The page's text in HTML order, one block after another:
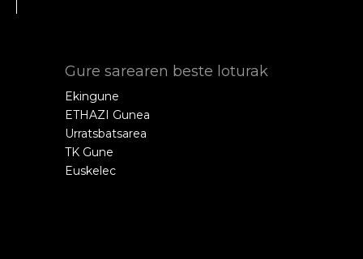
Gure sarearen beste loturak
Ekingune
ETHAZI Gunea
Urratsbatsarea
TK Gune
Euskelec